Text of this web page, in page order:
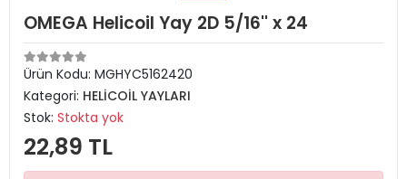
OMEGA Helicoil Yay 2D 5/16'' x 24
Ürün Kodu: MGHYC5162420
Kategori: HELİCOİL YAYLARI
Stok: Stokta yok
22,89 TL